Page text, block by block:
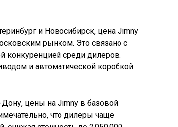
и Новосибирск, цена Jimny
рынком. Это связано с
среди дилеров.
и автоматической коробкой
цены на Jimny в базовой
что дилеры чаще